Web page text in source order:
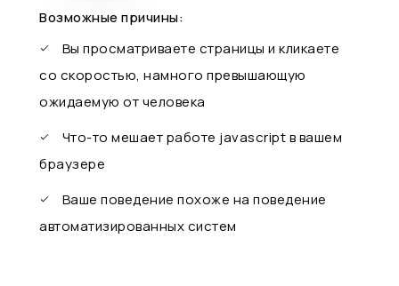
Возможные причины:
Вы просматриваете страницы и кликаете
со скоростью, намного превышающую
ожидаемую от человека
Что-то мешает работе javascript в вашем
браузере
Ваше поведение похоже на поведение
автоматизированных систем